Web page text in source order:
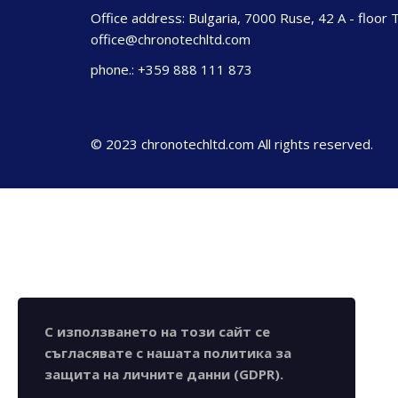
Office address: Bulgaria, 7000 Ruse, 42 A - floor
office@chronotechltd.com
phone.: +359 888 111 873
© 2023 chronotechltd.com All rights reserved.
С използването на този сайт се
съгласявате с нашата политика за
защита на личните данни (GDPR).